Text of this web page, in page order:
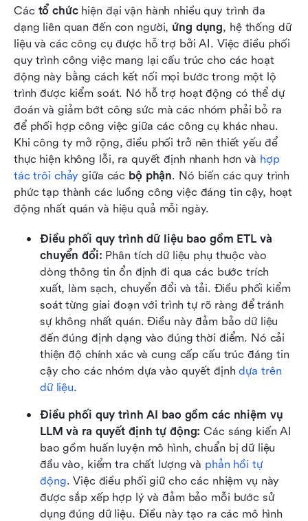
Các tổ chức hiện đại vận hành nhiều quy trình đa
dạng liên quan đến con người, ứng dụng, hệ thống dữ
liệu và các công cụ được hỗ trợ bởi AI. Việc điều phối
quy trình công việc mang lại cấu trúc cho các hoạt
động này bằng cách kết nối mọi bước trong một lộ
trình được kiểm soát. Nó hỗ trợ hoạt động có thể dự
đoán và giảm bớt công sức mà các nhóm phải bỏ ra
để phối hợp công việc giữa các công cụ khác nhau.
Khi công ty mở rộng, điều phối trở nên thiết yếu để
thực hiện không lỗi, ra quyết định nhanh hơn và hợp
tác trôi chảy giữa các bộ phận. Nó biến các quy trình
phức tạp thành các luồng công việc đáng tin cậy, hoạt
động nhất quán và hiệu quả mỗi ngày.
Điều phối quy trình dữ liệu bao gồm ETL và
chuyển đổi: Phân tích dữ liệu phụ thuộc vào
dòng thông tin ổn định đi qua các bước trích
xuất, làm sạch, chuyển đổi và tải. Điều phối kiểm
soát từng giai đoạn với trình tự rõ ràng để tránh
sự không nhất quán. Điều này đảm bảo dữ liệu
đến đúng định dạng vào đúng thời điểm. Nó cải
thiện độ chính xác và cung cấp cấu trúc đáng tin
cậy cho các nhóm dựa vào quyết định dựa trên
dữ liệu.
Điều phối quy trình AI bao gồm các nhiệm vụ
LLM và ra quyết định tự động: Các sáng kiến AI
bao gồm huấn luyện mô hình, chuẩn bị dữ liệu
đầu vào, kiểm tra chất lượng và phản hồi tự
động. Việc điều phối giữ cho các nhiệm vụ này
được sắp xếp hợp lý và đảm bảo mỗi bước sử
dụng đúng dữ liệu. Điều này tạo ra các mô hình